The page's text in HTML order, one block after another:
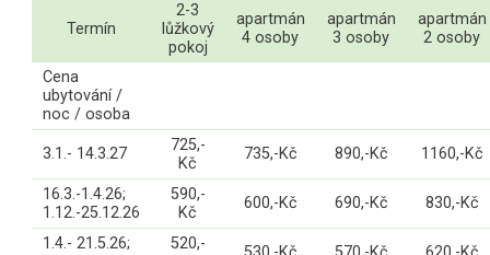
Termín
2-3
lůžkový
pokoj
apartmán
4 osoby
apartmán
3 osoby
apartmán
2 osoby
Cena
ubytování /
noc / osoba
3.1.- 14.3.27
725,-
Kč
735,-Kč 890,-Kč 1160,-Kč
16.3.-1.4.26;
1.12.-25.12.26
590,-
Kč
600,-Kč 690,-Kč 830,-Kč
1.4.- 21.5.26;
520,-